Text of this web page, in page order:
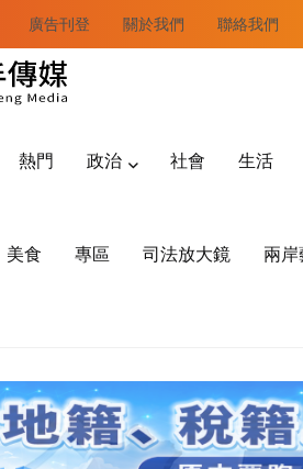
廣告刊登 關於我們 聯絡我們
熱門 政治 社會 生活
美食 專區 司法放大鏡 兩岸